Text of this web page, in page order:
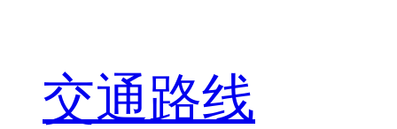
交通路线